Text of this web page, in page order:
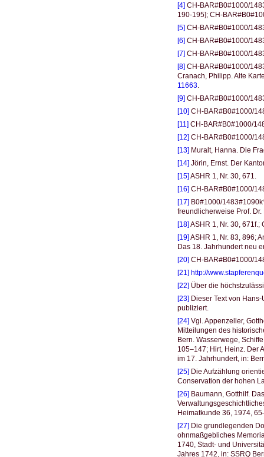
[4]CH-BAR#B0#1000/
190-195]; CH-
[5]CH-BAR#B0#1000/
[6]CH-BAR#B0#1000/
[7]CH-BAR#B0#1000/
[8]CH-BAR#B0#1000/
Cranach, Philipp. Alte
11663.
[9]CH-BAR#B0#1000/
[10]CH-BAR#B0#1000/
[11]CH-BAR#B0#1000/
[12]CH-BAR#B0#1000/
[13]Muralt, Hanna. Die
[14]Jörin, Ernst. Der
[15]ASHR 1, Nr. 30, 671.
[16]CH-BAR#B0#1000/
[17]B0#1000/
freundlicherweise Prof.
[18]ASHR 1, Nr. 30, 671f.;
[19]ASHR 1, Nr. 83, 896;
Das 18. Jahrhundert neu
[20]CH-BAR#B0#1000/
[21] http://
[22]Über die
[23]Dieser Text von Hans-
publiziert.
[24]Vgl. Appenzeller,
Mitteilungen des
Bern. Wasserwege,
105–147; Hirt, Heinz. Der
im 17. Jahrhundert, in:
[25]Die Aufzählung
Conservation der hohen
[26]Baumann, Gotthilf.
Heimatkunde 36, 1974,
[27]Die grundlegenden
ohnmaßgebliches
1740, Stadt- und
Jahres 1742, in: SSRQ